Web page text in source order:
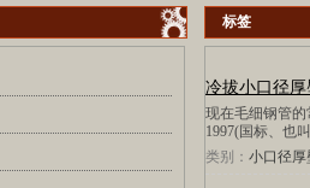
标签
冷拔小口径
现在毛细钢管的
1997(国标、也
类别： 小口径厚